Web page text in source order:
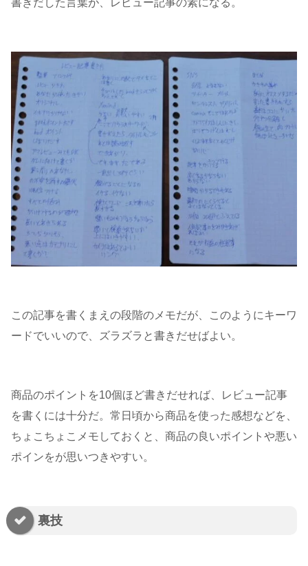
書きだした言葉が、レビュー記事の素になる。
この記事を書くまえの段階のメモだが、このようにキーワ
ードでいいので、ズラズラと書きだせばよい。
商品のポイントを10個ほど書きだせれば、レビュー記事
を書くには十分だ。常日頃から商品を使った感想などを、
ちょこちょこメモしておくと、商品の良いポイントや悪い
ポインをが思いつきやすい。
裏技